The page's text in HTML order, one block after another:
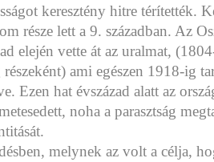
keresztény hitre térítették.
része lett a 9. században. Az
elején vette át az uralmat,
részeként) ami egészen 1918-ig
Ezen hat évszázad alatt az
noha a parasztság
melynek az volt a célja,